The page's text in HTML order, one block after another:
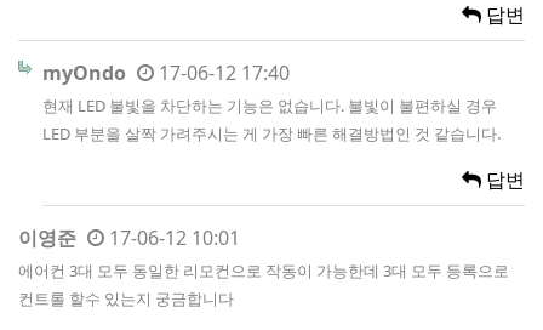
답변
myOndo 17-06-12 17:40
현재 LED 불빛을 차단하는 기능은 없습니다. 불빛이 불편하실 경우
LED 부분을 살짝 가려주시는 게 가장 빠른 해결방법인 것 같습니다.
답변
이영준 17-06-12 10:01
에어컨 3대 모두 동일한 리모컨으로 작동이 가능한데 3대 모두 등록으로
컨트롤 할수 있는지 궁금합니다